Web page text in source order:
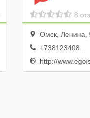
8
Омск, Ленина,
+738123408...
http://